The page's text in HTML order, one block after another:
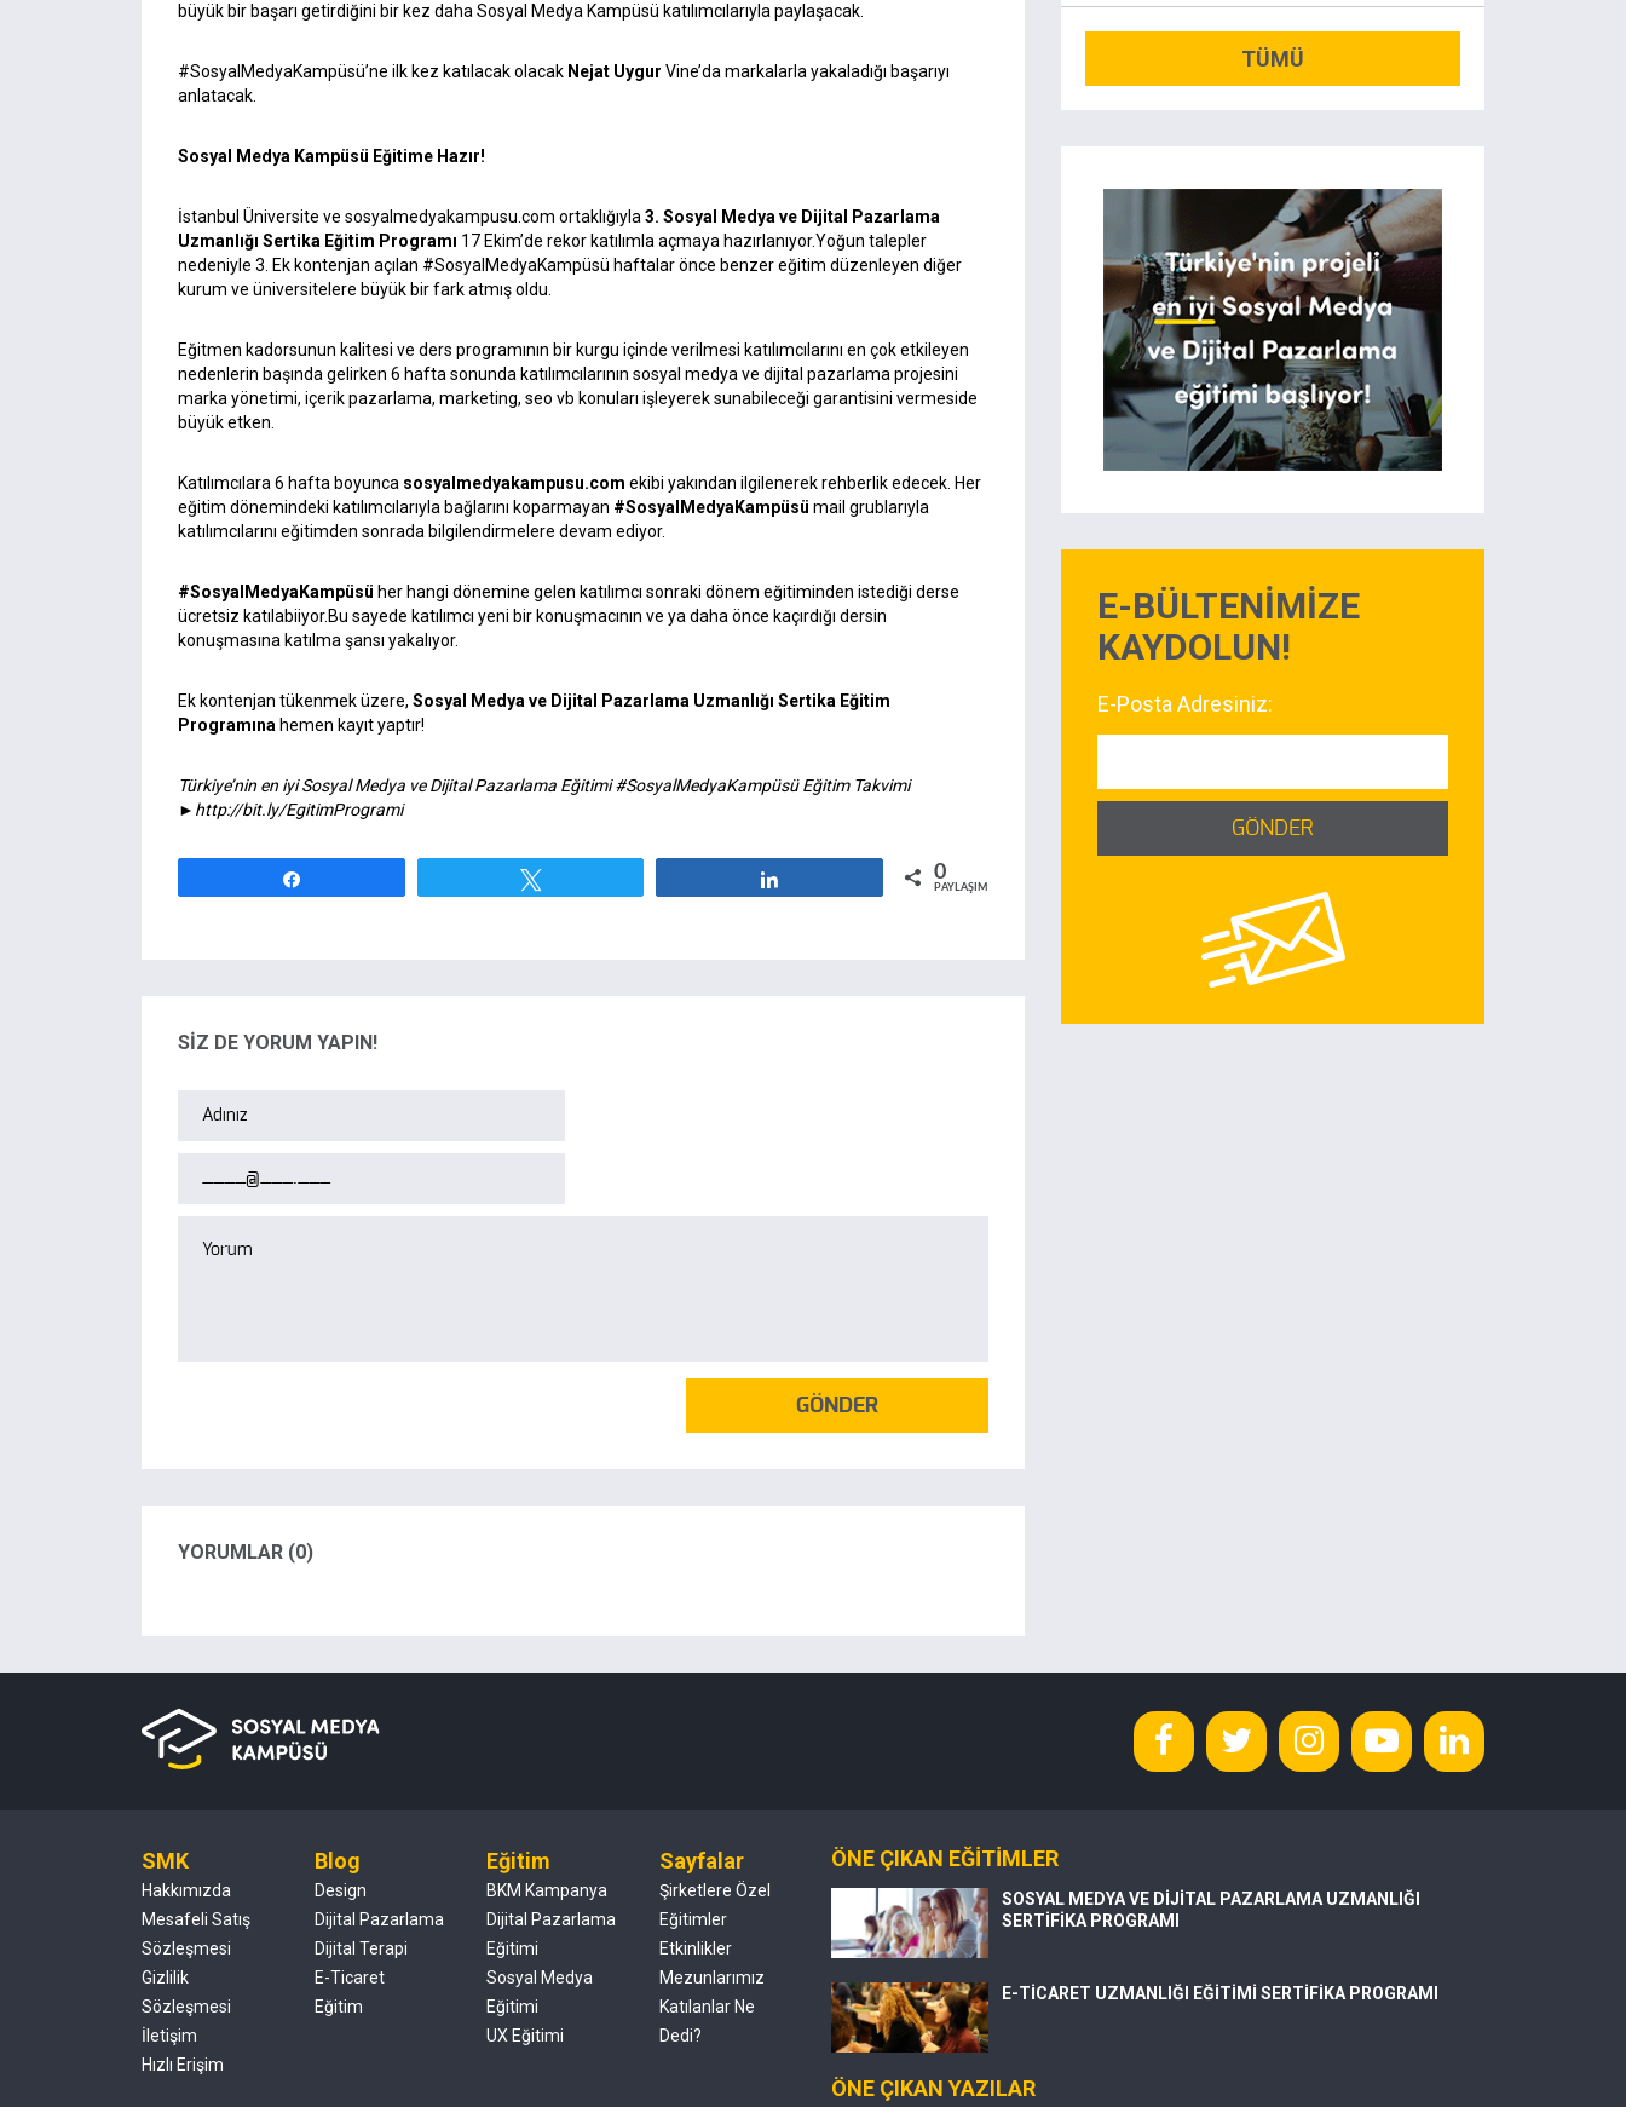
büyük bir başarı getirdiğini bir kez daha Sosyal Medya Kampüsü katılımcılarıyla paylaşacak.
#SosyalMedyaKampüsü’ne ilk kez katılacak olacak Nejat Uygur Vine’da markalarla yakaladığı başarıyı
anlatacak.
Sosyal Medya Kampüsü Eğitime Hazır!
İstanbul Üniversite ve sosyalmedyakampusu.com ortaklığıyla 3. Sosyal Medya ve Dijital Pazarlama
Uzmanlığı Sertika Eğitim Programı 17 Ekim’de rekor katılımla açmaya hazırlanıyor.Yoğun talepler
nedeniyle 3. Ek kontenjan açılan #SosyalMedyaKampüsü haftalar önce benzer eğitim düzenleyen diğer
kurum ve üniversitelere büyük bir fark atmış oldu.
Eğitmen kadorsunun kalitesi ve ders programının bir kurgu içinde verilmesi katılımcılarını en çok etkileyen
nedenlerin başında gelirken 6 hafta sonunda katılımcılarının sosyal medya ve dijital pazarlama projesini
marka yönetimi, içerik pazarlama, marketing, seo vb konuları işleyerek sunabileceği garantisini vermeside
büyük etken.
Katılımcılara 6 hafta boyunca sosyalmedyakampusu.com ekibi yakından ilgilenerek rehberlik edecek. Her
eğitim dönemindeki katılımcılarıyla bağlarını koparmayan #SosyalMedyaKampüsü mail grublarıyla
katılımcılarını eğitimden sonrada bilgilendirmelere devam ediyor.
#SosyalMedyaKampüsü her hangi dönemine gelen katılımcı sonraki dönem eğitiminden istediği derse
ücretsiz katılabiiyor.Bu sayede katılımcı yeni bir konuşmacının ve ya daha önce kaçırdığı dersin
konuşmasına katılma şansı yakalıyor.
Ek kontenjan tükenmek üzere, Sosyal Medya ve Dijital Pazarlama Uzmanlığı Sertika Eğitim
Programına hemen kayıt yaptır!
Türkiye’nin en iyi Sosyal Medya ve Dijital Pazarlama Eğitimi ‪#‎SosyalMedyaKampüsü‬Eğitim Takvimi
► http://bit.ly/EgitimProgrami
0
PAYLAŞIMLAR
SİZ DE YORUM YAPIN!
GÖNDER
YORUMLAR (0)
TÜMÜ
E-BÜLTENİMİZE
KAYDOLUN!
E-Posta Adresiniz:
GÖNDER
SMK
Hakkımızda
Mesafeli Satış
Sözleşmesi
Gizlilik
Sözleşmesi
İletişim
Hızlı Erişim
Blog
Design
Dijital Pazarlama
Dijital Terapi
E-Ticaret
Eğitim
Eğitim
BKM Kampanya
Dijital Pazarlama
Eğitimi
Sosyal Medya
Eğitimi
UX Eğitimi
Sayfalar
Şirketlere Özel
Eğitimler
Etkinlikler
Mezunlarımız
Katılanlar Ne
Dedi?
ÖNE ÇIKAN EĞİTİMLER
SOSYAL MEDYA VE DİJİTAL PAZARLAMA UZMANLIĞI
SERTİFİKA PROGRAMI
E-TİCARET UZMANLIĞI EĞİTİMİ SERTİFİKA PROGRAMI
ÖNE ÇIKAN YAZILAR